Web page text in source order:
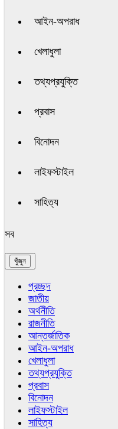
আইন-অপরাধ
খেলাধুলা
তথ্যপ্রযুক্তি
প্রবাস
বিনোদন
লাইফস্টাইল
সাহিত্য
সব
প্রচ্ছদ
জাতীয়
অর্থনীতি
রাজনীতি
আন্তর্জাতিক
আইন-অপরাধ
খেলাধুলা
তথ্যপ্রযুক্তি
প্রবাস
বিনোদন
লাইফস্টাইল
সাহিত্য